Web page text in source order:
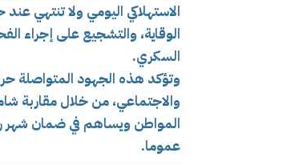
الاستهلاكي اليومي ولا تنتهي
الوقاية، والتشجيع على إجراء
السكري.
وتؤكد هذه الجهود المتواصلة
والاجتماعي، من خلال مقاربة
المواطن ويساهم في ضمان شهر
عموما.